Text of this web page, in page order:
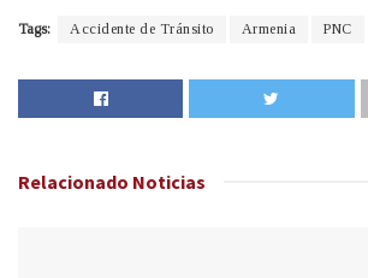
Tags: Accidente de Tránsito Armenia PNC
Relacionado Noticias